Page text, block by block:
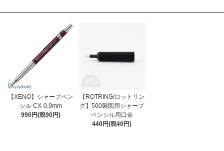
【XENO】シャープペン
シル CX-0.9mm
990円(税90円)
【ROTRING/ロットリン
グ】500製図用シャープ
ペンシル用口金
440円(税40円)